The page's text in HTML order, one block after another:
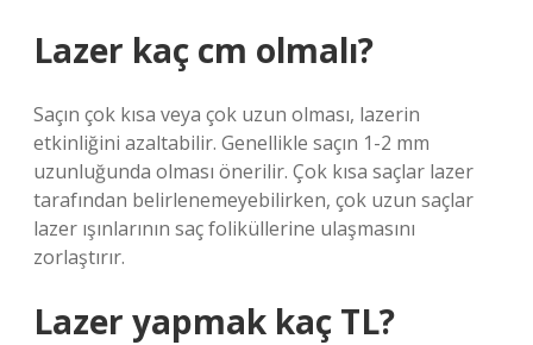
Lazer kaç cm olmalı?
Saçın çok kısa veya çok uzun olması, lazerin
etkinliğini azaltabilir. Genellikle saçın 1-2 mm
uzunluğunda olması önerilir. Çok kısa saçlar lazer
tarafından belirlenemeyebilirken, çok uzun saçlar
lazer ışınlarının saç foliküllerine ulaşmasını
zorlaştırır.
Lazer yapmak kaç TL?